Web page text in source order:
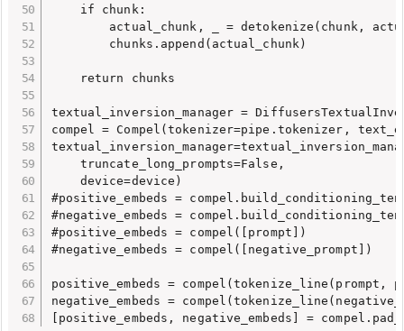
    if chunk:
actual_chunk, _ = detokenize(chunk,
        chunks.append(actual_chunk)
    return chunks
textual_inversion_manager =
compel = Compel(tokenizer=pipe.tokenizer,
    truncate_long_prompts=False,
    device=device)
#positive_embeds =
#negative_embeds =
#positive_embeds = compel([prompt])
#negative_embeds = compel([negative_prompt])
positive_embeds = compel(tokenize_line(prompt,
negative_embeds =